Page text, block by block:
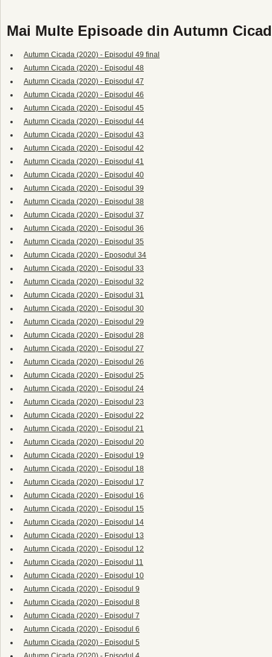
Mai Multe Episoade din Autumn
Autumn Cicada (2020) - Episodul 49 final
Autumn Cicada (2020) - Episodul 48
Autumn Cicada (2020) - Episodul 47
Autumn Cicada (2020) - Episodul 46
Autumn Cicada (2020) - Episodul 45
Autumn Cicada (2020) - Episodul 44
Autumn Cicada (2020) - Episodul 43
Autumn Cicada (2020) - Episodul 42
Autumn Cicada (2020) - Episodul 41
Autumn Cicada (2020) - Episodul 40
Autumn Cicada (2020) - Episodul 39
Autumn Cicada (2020) - Episodul 38
Autumn Cicada (2020) - Episodul 37
Autumn Cicada (2020) - Episodul 36
Autumn Cicada (2020) - Episodul 35
Autumn Cicada (2020) - Eposodul 34
Autumn Cicada (2020) - Episodul 33
Autumn Cicada (2020) - Episodul 32
Autumn Cicada (2020) - Episodul 31
Autumn Cicada (2020) - Episodul 30
Autumn Cicada (2020) - Episodul 29
Autumn Cicada (2020) - Episodul 28
Autumn Cicada (2020) - Episodul 27
Autumn Cicada (2020) - Episodul 26
Autumn Cicada (2020) - Episodul 25
Autumn Cicada (2020) - Episodul 24
Autumn Cicada (2020) - Episodul 23
Autumn Cicada (2020) - Episodul 22
Autumn Cicada (2020) - Episodul 21
Autumn Cicada (2020) - Episodul 20
Autumn Cicada (2020) - Episodul 19
Autumn Cicada (2020) - Episodul 18
Autumn Cicada (2020) - Episodul 17
Autumn Cicada (2020) - Episodul 16
Autumn Cicada (2020) - Episodul 15
Autumn Cicada (2020) - Episodul 14
Autumn Cicada (2020) - Episodul 13
Autumn Cicada (2020) - Episodul 12
Autumn Cicada (2020) - Episodul 11
Autumn Cicada (2020) - Episodul 10
Autumn Cicada (2020) - Episodul 9
Autumn Cicada (2020) - Episodul 8
Autumn Cicada (2020) - Episodul 7
Autumn Cicada (2020) - Episodul 6
Autumn Cicada (2020) - Episodul 5